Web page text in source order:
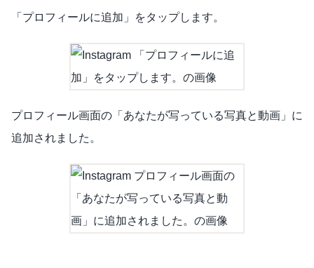
「プロフィールに追加」をタップします。
プロフィール画面の「あなたが写っている写真と動画」に
追加されました。